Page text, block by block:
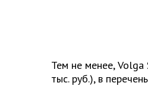
Тем не менее,
тыс. руб.), в